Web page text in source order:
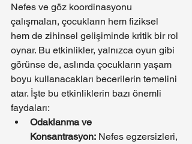
Nefes ve göz koordinasyonu
çalışmaları, çocukların hem fiziksel
hem de zihinsel gelişiminde kritik bir rol
oynar. Bu etkinlikler, yalnızca oyun gibi
görünse de, aslında çocukların yaşam
boyu kullanacakları becerilerin temelini
atar. İşte bu etkinliklerin bazı önemli
faydaları:
Odaklanma ve
Konsantrasyon: Nefes egzersizleri,